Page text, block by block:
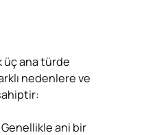
üç ana türde
nedenlere ve
Genellikle ani bir